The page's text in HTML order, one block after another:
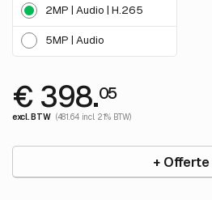
2MP | Audio | H.265
5MP | Audio
€ 398.05
excl. BTW (481.64 incl. 21% BTW)
+ Offerte